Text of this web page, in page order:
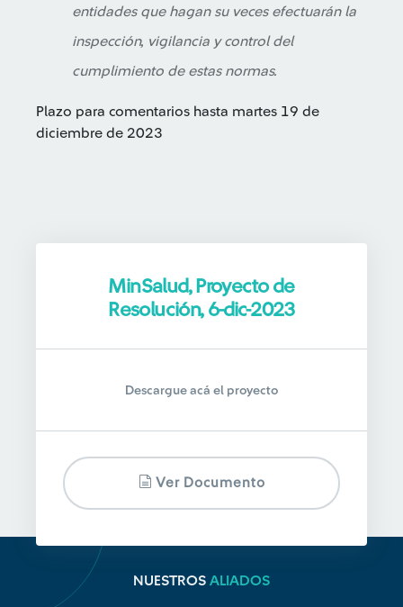
entidades que hagan su veces efectuarán la
inspección, vigilancia y control del
cumplimiento de estas normas.
Plazo para comentarios hasta martes 19 de
diciembre de 2023
MinSalud, Proyecto de
Resolución, 6-dic-2023
Descargue acá el proyecto
Ver Documento
NUESTROS ALIADOS